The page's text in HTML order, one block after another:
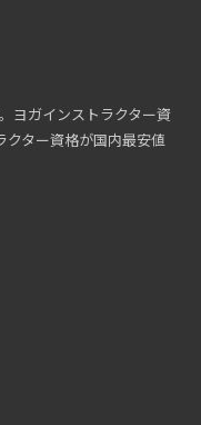
ヨガインストラクター資
クター資格が国内最安値